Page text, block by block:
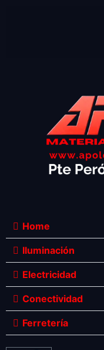
Home
Iluminación
Electricidad
Conectividad
Ferretería